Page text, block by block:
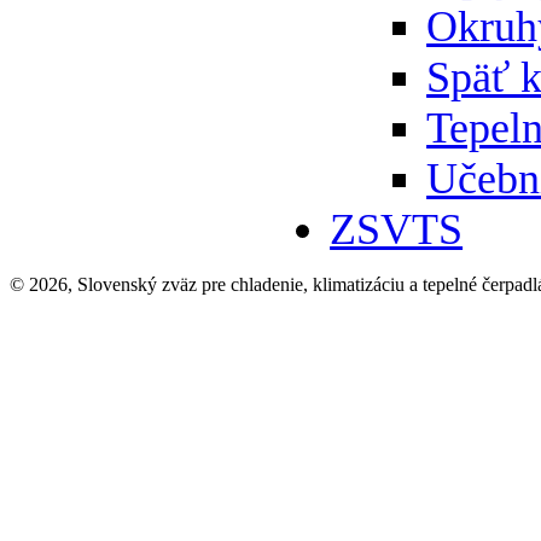
Späť
ZSVTS
© 2026, Slovenský zväz pre chladenie, klimatizáciu a tepelné